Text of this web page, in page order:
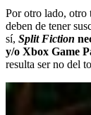
Por otro lado, otro
deben de tener
sí, Split Fiction
y/o Xbox Game
resulta ser no del